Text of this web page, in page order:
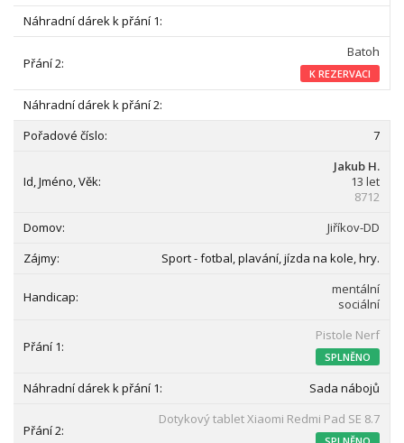
Batoh
K REZERVACI
7
Jakub H.
13 let
8712
Jiříkov-DD
Sport - fotbal, plavání, jízda na kole, hry.
mentální
sociální
Pistole Nerf
SPLNĚNO
Sada nábojů
Dotykový tablet Xiaomi Redmi Pad SE 8.7